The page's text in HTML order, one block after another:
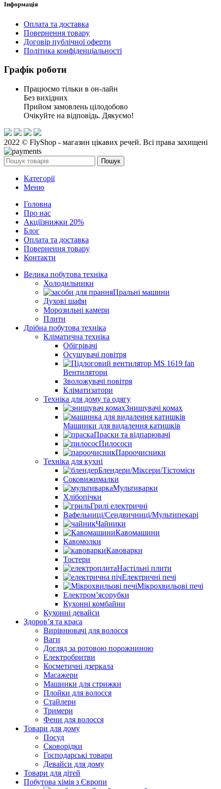
Інформація
Оплата та доставка
Повернення товару
Договір публічної оферти
Політика конфіденціальності
Графік роботи
Працюємо тільки в он-лайн
Без вихідних
Прийом замовлень цілодобово
Очікуйте на відповідь. Дякуємо!
2022 © FlyShop - магазин цікавих речей. Всі права захищені
Пошук
Категорії
Меню
Головна
Про нас
Акціїзнижки 20%
Блог
Оплата та доставка
Повернення товару
Контакти
Велика побутова техніка
Холодильники
Пральні машини
Духові шафи
Морозильні камери
Плити
Дрібна побутова техніка
Кліматична техніка
Обігрівачі
Осушувачі повітря
Вентилятори
Зволожувачі повітря
Кліматизатори
Техніка для дому та одягу
Знищувачі комах
Машинки для видалення катишків
Праски та відпарювачі
Пилососи
Пароочисники
Техніка для кухні
Блендери/Міксери/Тістоміси
Соковижималки
Мультиварки
Хлібопічки
Грилі електричні
Вафельниці/Сендвичниці/Мультипекарі
Чайники
Кавомашини
Кавомолки
Кавоварки
Тостери
Настільні плити
Електричні печі
Мікрохвильові печі
Електром’ясорубки
Кухонні комбайни
Кухонні девайси
Здоров’я та краса
Вирівнювачі для волосся
Ваги
Догляд за ротовою порожниною
Електробритви
Косметичні дзеркала
Масажери
Машинки для стрижки
Плойки для волосся
Стайлери
Тримери
Фени для волосся
Товари для дому
Посуд
Сковорідки
Господарські товари
Девайси для дому
Товари для дітей
Побутова хімія з Європи